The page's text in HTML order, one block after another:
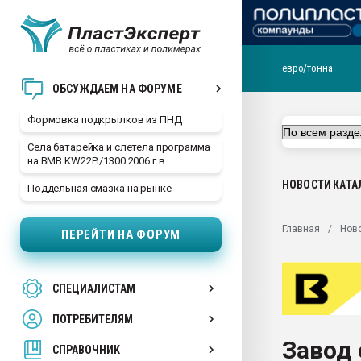
ОБСУЖДАЕМ НА ФОРУМЕ
Формовка подкрылков из ПНД
Села батарейка и слетела программа
на BMB KW22PI/1300 2006 г.в.
Поддельная смазка на рынке
ПЕРЕЙТИ НА ФОРУМ
СПЕЦИАЛИСТАМ
ПОТРЕБИТЕЛЯМ
СПРАВОЧНИК
29.07.2026 ФРП помог
Вакуум-формовочные
28.07.2026
первый план в
пластмасс
ситуацией на
евро/тонна
НОВОСТИ
Главная
Завод